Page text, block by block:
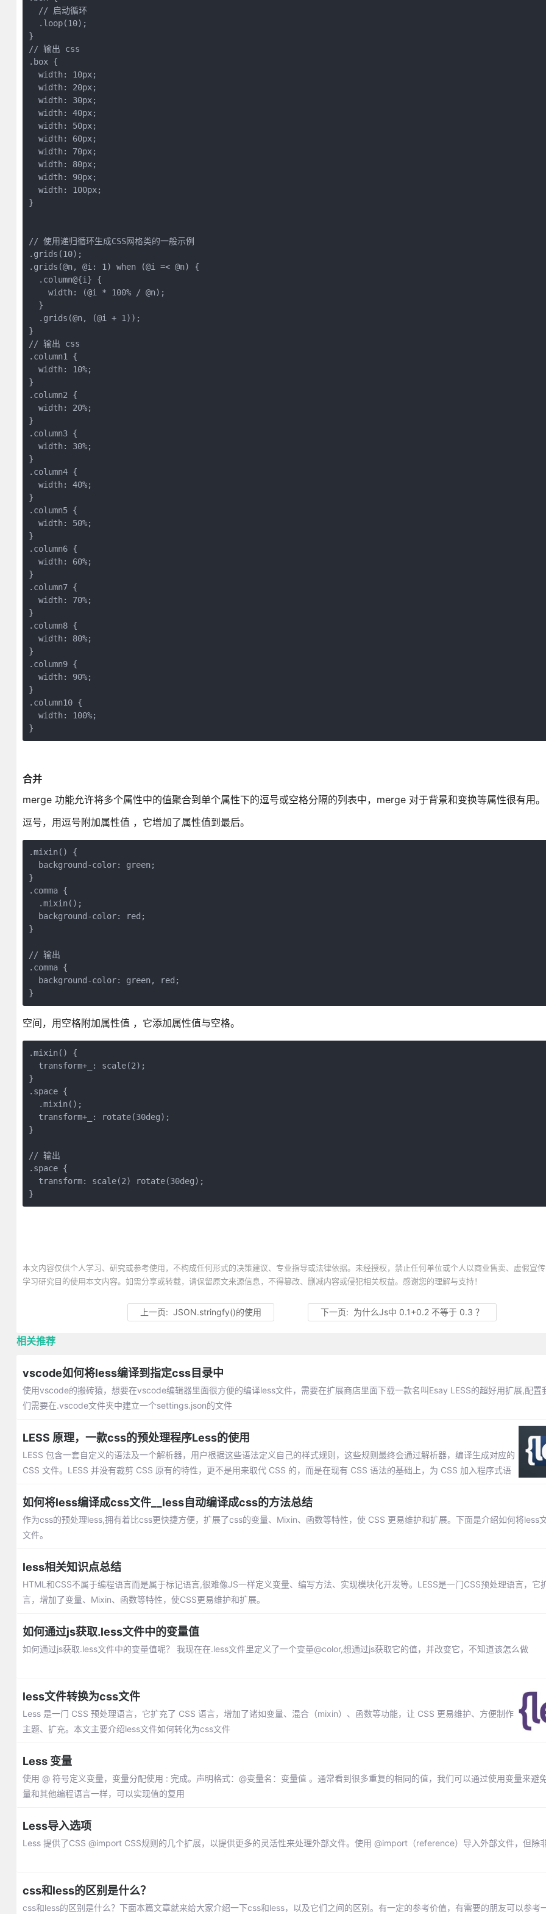
  // 启动循环
  .loop(10);
}
// 输出 css
.box {
  width: 10px;
  width: 20px;
  width: 30px;
  width: 40px;
  width: 50px;
  width: 60px;
  width: 70px;
  width: 80px;
  width: 90px;
  width: 100px;
}
// 使用递归循环生成CSS网格类的一般示例
.grids(10);
.grids(@n, @i: 1) when (@i =< @n) {
  .column@{i} {
width: (@i * 100% / @n);
  }
  .grids(@n, (@i + 1));
}
// 输出 css
.column1 {
  width: 10%;
}
.column2 {
  width: 20%;
}
.column3 {
  width: 30%;
}
.column4 {
  width: 40%;
}
.column5 {
  width: 50%;
}
.column6 {
  width: 60%;
}
.column7 {
  width: 70%;
}
.column8 {
  width: 80%;
}
.column9 {
  width: 90%;
}
.column10 {
  width: 100%;
}
合并
merge 功能允许将多个属性中的值聚合到单个属性下的逗号或空格分隔的列表中，merge 对于背景和变换等属性很有用。
逗号，用逗号附加属性值 ，它增加了属性值到最后。
.mixin() {
  background-color: green;
}
.comma {
  .mixin();
  background-color: red;
}
// 输出
.comma {
  background-color: green, red;
}
空间，用空格附加属性值 ，它添加属性值与空格。
.mixin() {
  transform+_: scale(2);
}
.space {
  .mixin();
  transform+_: rotate(30deg);
}
// 输出
.space {
  transform: scale(2) rotate(30deg);
}
本文内容仅供个人学习、研究或参考使用，不构成任何形式的决策建议、专业指导或法律依据。未经授权，禁止任何单位或个人以商业售卖、虚假宣
学习研究目的使用本文内容。如需分享或转载，请保留原文来源信息，不得篡改、删减内容或侵犯相关权益。感谢您的理解与支持！
上一页: JSON.stringfy()的使用 下一页: 为什么Js中 0.1+0.2 不等于 0.3 ？
相关推荐
vscode如何将less编译到指定css目录中
使用vscode的搬砖猿，想要在vscode编辑器里面很方便的编译less文件，需要在扩展商店里面下载一款名叫Esay LESS的超好用扩展,配置
们需要在.vscode文件夹中建立一个settings.json的文件
LESS 原理，一款css的预处理程序Less的使用
LESS 包含一套自定义的语法及一个解析器，用户根据这些语法定义自己的样式规则，这些规则最终会通过解析器，编译生成对应的
CSS 文件。LESS 并没有裁剪 CSS 原有的特性，更不是用来取代 CSS 的，而是在现有 CSS 语法的基础上，为 CSS 加入程序式语
如何将less编译成css文件__less自动编译成css的方法总结
作为css的预处理less,拥有着比css更快捷方便，扩展了css的变量、Mixin、函数等特性，使 CSS 更易维护和扩展。下面是介绍如何将less
文件。
less相关知识点总结
HTML和CSS不属于编程语言而是属于标记语言,很难像JS一样定义变量、编写方法、实现模块化开发等。LESS是一门CSS预处理语言，它
言，增加了变量、Mixin、函数等特性，使CSS更易维护和扩展。
如何通过js获取.less文件中的变量值
如何通过js获取.less文件中的变量值呢？ 我现在在.less文件里定义了一个变量@color,想通过js获取它的值，并改变它，不知道该怎么做
less文件转换为css文件
Less 是一门 CSS 预处理语言，它扩充了 CSS 语言，增加了诸如变量、混合（mixin）、函数等功能，让 CSS 更易维护、方便制作
主题、扩充。本文主要介绍less文件如何转化为css文件
Less 变量
使用 @ 符号定义变量，变量分配使用 : 完成。声明格式：@变量名：变量值 。通常看到很多重复的相同的值，我们可以通过使用变量来避
量和其他编程语言一样，可以实现值的复用
Less导入选项
Less 提供了CSS @import CSS规则的几个扩展，以提供更多的灵活性来处理外部文件。使用 @import（reference）导入外部文件，但除
css和less的区别是什么？
css和less的区别是什么？下面本篇文章就来给大家介绍一下css和less，以及它们之间的区别。有一定的参考价值，有需要的朋友可以参考